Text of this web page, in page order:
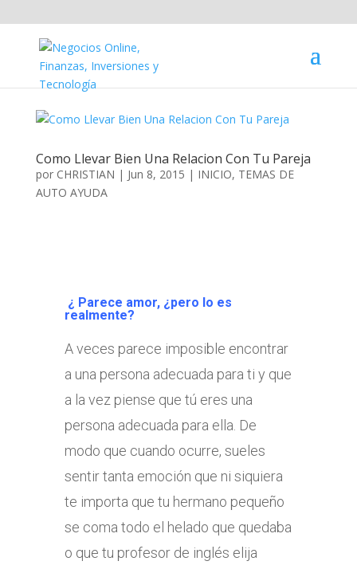
Como Llevar Bien Una Relacion Con Tu Pareja
por CHRISTIAN | Jun 8, 2015 | INICIO, TEMAS DE
AUTO AYUDA
¿ Parece amor, ¿pero lo es
realmente?
A veces parece imposible encontrar
a una persona adecuada para ti y que
a la vez piense que tú eres una
persona adecuada para ella. De
modo que cuando ocurre, sueles
sentir tanta emoción que ni siquiera
te importa que tu hermano pequeño
se coma todo el helado que quedaba
o que tu profesor de inglés elija